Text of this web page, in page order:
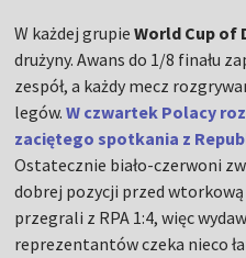
W każdej grupieWorld Cup of
drużyny. Awans do 1/8 finału
zespół, a każdy mecz
legów.W czwartek Polacy
zaciętego spotkania z
Ostatecznie biało-czerwoni
dobrej pozycji przed
przegrali z RPA 1:4, więc
reprezentantów czeka nieco